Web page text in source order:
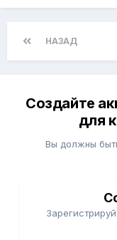
НАЗАД
Создайте
для
Вы должны